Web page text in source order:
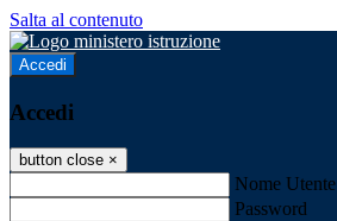
Salta al contenuto
Accedi
Accedi
button close ×
Nome Utente
Password